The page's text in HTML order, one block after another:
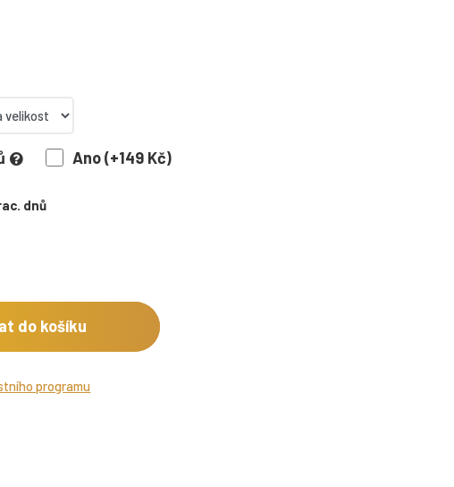
Ano (+149 Kč)
dnů
do košíku
programu